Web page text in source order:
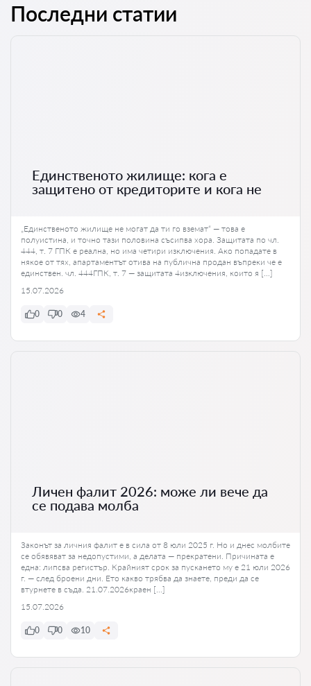
Последни статии
Единственото жилище: кога е
защитено от кредиторите и кога не
„Единственото жилище не могат да ти го вземат“ — това е
полуистина, и точно тази половина съсипва хора. Защитата по чл.
444, т. 7 ГПК е реална, но има четири изключения. Ако попадате в
някое от тях, апартаментът отива на публична продан въпреки че е
единствен. чл. 444ГПК, т. 7 — защитата 4изключения, които я […]
15.07.2026
0 0 4
Личен фалит 2026: може ли вече да
се подава молба
Законът за личния фалит е в сила от 8 юли 2025 г. Но и днес молбите
се обявяват за недопустими, а делата — прекратени. Причината е
една: липсва регистър. Крайният срок за пускането му е 21 юли 2026
г. — след броени дни. Ето какво трябва да знаете, преди да се
втурнете в съда. 21.07.2026краен […]
15.07.2026
0 0 10